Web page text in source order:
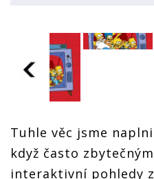
Tuhle věc jsme
když často
interaktivní pohledy